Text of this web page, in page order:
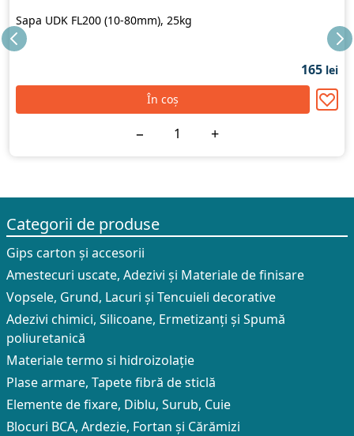
Sapa UDK FL200 (10-80mm), 25kg
165 lei
În coș
− +
Categorii de produse
Gips carton și accesorii
Amestecuri uscate, Adezivi şi Materiale de finisare
Vopsele, Grund, Lacuri și Tencuieli decorative
Adezivi chimici, Silicoane, Ermetizanți și Spumă
poliuretanică
Materiale termo si hidroizolație
Plase armare, Tapete fibră de sticlă
Elemente de fixare, Diblu, Surub, Cuie
Blocuri BCA, Ardezie, Fortan și Cărămizi